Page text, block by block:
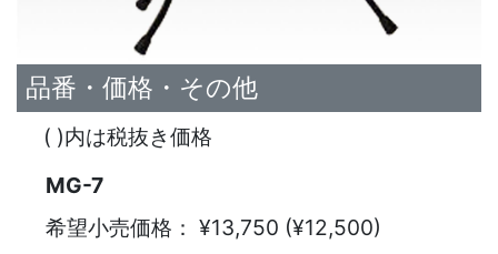
品番・価格・その他
( )内は税抜き価格
MG-7
希望小売価格： ¥13,750 (¥12,500)